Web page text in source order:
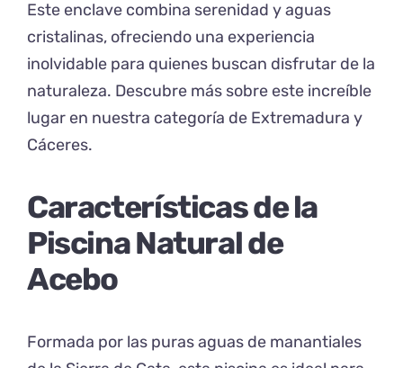
Este enclave combina serenidad y aguas
cristalinas, ofreciendo una experiencia
inolvidable para quienes buscan disfrutar de la
naturaleza. Descubre más sobre este increíble
lugar en nuestra categoría de Extremadura y
Cáceres.
Características de la
Piscina Natural de
Acebo
Formada por las puras aguas de manantiales